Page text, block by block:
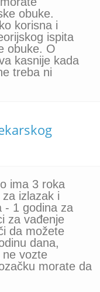
obuke.
korisna i
ispita
obuke. O
kasnije kada
treba ni
ima 3 roka
izlazak i
- 1 godina za
za vađenje
da možete
dana,
ne vozte
morate da